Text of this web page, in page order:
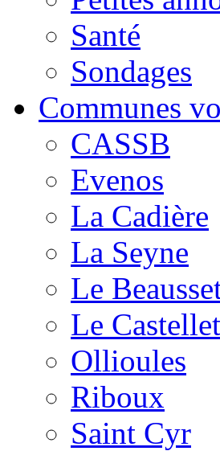
Santé
Sondages
Communes
CASSB
Evenos
La Cadière
La Seyne
Le
Le Castellet
Ollioules
Riboux
Saint Cyr